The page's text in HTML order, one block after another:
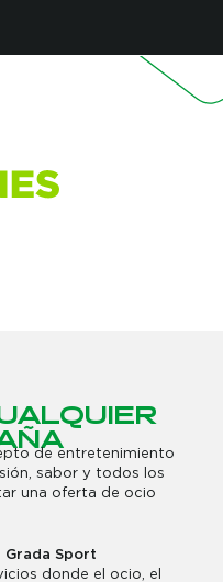
A L QUIER
Ñ A
de entretenimiento
sabor y todos los
una oferta de ocio
Grada Sport
donde el ocio, el